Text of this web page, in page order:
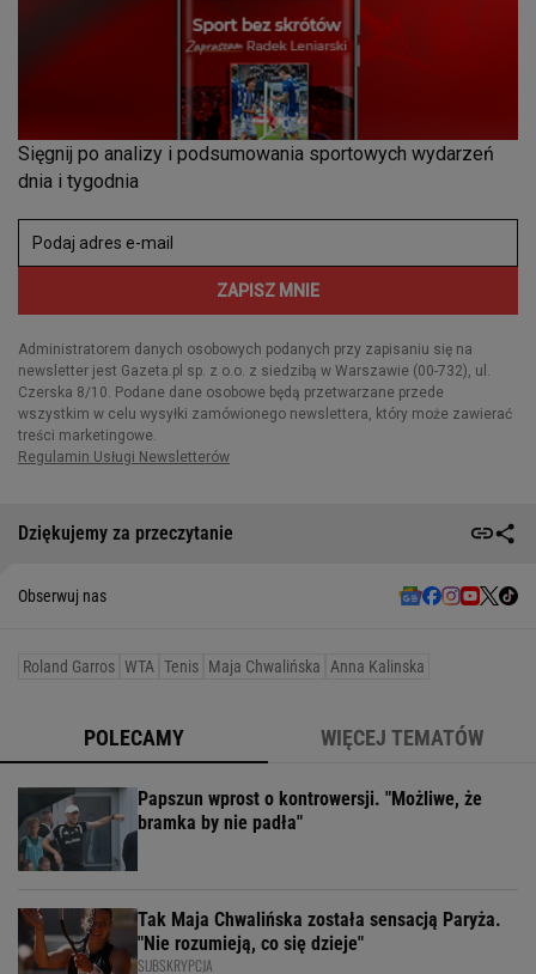
Dziękujemy za przeczytanie
Obserwuj nas
Roland Garros WTA Tenis Maja Chwalińska Anna Kalinska
POLECAMY WIĘCEJ TEMATÓW
Papszun wprost o kontrowersji. "Możliwe, że
bramka by nie padła"
Tak Maja Chwalińska została sensacją Paryża.
"Nie rozumieją, co się dzieje"
SUBSKRYPCJA